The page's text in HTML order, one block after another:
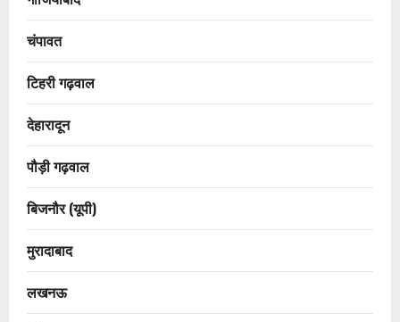
चंपावत
टिहरी गढ़वाल
देहारादून
पौड़ी गढ़वाल
बिजनौर (यूपी)
मुरादाबाद
लखनऊ